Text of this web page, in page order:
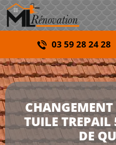
03 59 28 24 28
CHANGEMENT
TUILE
DE